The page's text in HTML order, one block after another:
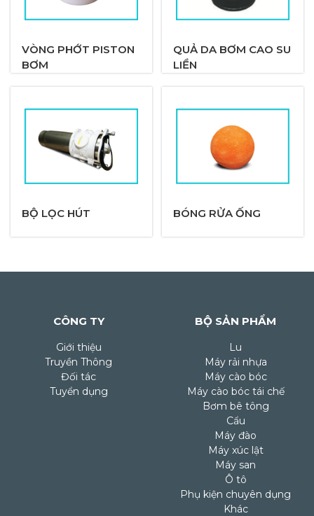
VÒNG PHỚT PISTON
BƠM
QUẢ DA BƠM CAO SU
LIỀN
BỘ LỌC HÚT BÓNG RỬA ỐNG
CÔNG TY
Giới thiệu
Truyền Thông
Đối tác
Tuyển dụng
BỘ SẢN PHẨM
Lu
Máy rải nhựa
Máy cào bóc
Máy cào bóc tái chế
Bơm bê tông
Cẩu
Máy đào
Máy xúc lật
Máy san
Ô tô
Phụ kiện chuyên dụng
Khác